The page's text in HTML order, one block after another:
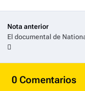
Nota anterior
0 Comentarios